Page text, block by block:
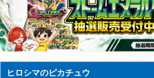
ヒロシマのピカチュウ